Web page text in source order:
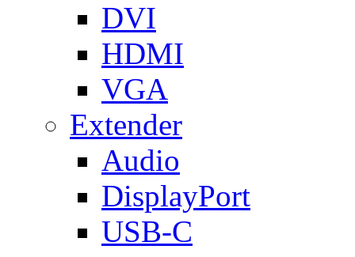
DVI
HDMI
VGA
Extender
Audio
DisplayPort
USB-C